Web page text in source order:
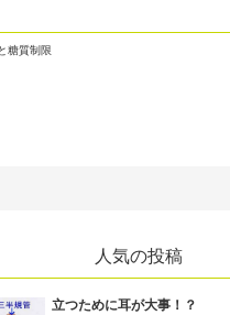
糖質制限
人気の投稿
立つために耳が大事！？